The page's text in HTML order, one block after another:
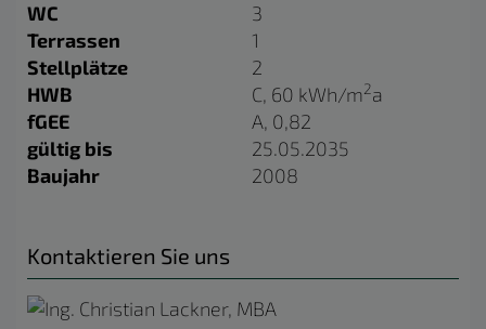
WC
3
Terrassen
1
Stellplätze
2
HWB
C, 60 kWh/m2a
fGEE
A, 0,82
gültig bis
25.05.2035
Baujahr
2008
Kontaktieren Sie uns